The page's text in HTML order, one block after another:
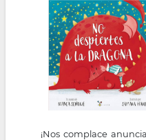
¡Nos complace